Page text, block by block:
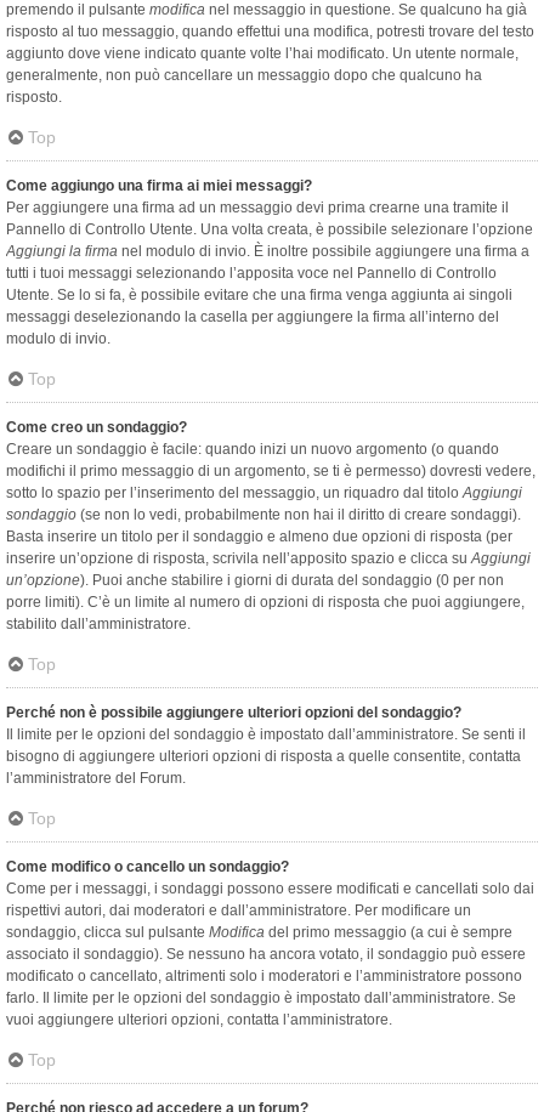
premendo il pulsante modifica nel messaggio in questione. Se qualcuno ha già
risposto al tuo messaggio, quando effettui una modifica, potresti trovare del testo
aggiunto dove viene indicato quante volte l’hai modificato. Un utente normale,
generalmente, non può cancellare un messaggio dopo che qualcuno ha
risposto.
Top
Come aggiungo una firma ai miei messaggi?
Per aggiungere una firma ad un messaggio devi prima crearne una tramite il
Pannello di Controllo Utente. Una volta creata, è possibile selezionare l’opzione
Aggiungi la firma nel modulo di invio. È inoltre possibile aggiungere una firma a
tutti i tuoi messaggi selezionando l’apposita voce nel Pannello di Controllo
Utente. Se lo si fa, è possibile evitare che una firma venga aggiunta ai singoli
messaggi deselezionando la casella per aggiungere la firma all’interno del
modulo di invio.
Top
Come creo un sondaggio?
Creare un sondaggio è facile: quando inizi un nuovo argomento (o quando
modifichi il primo messaggio di un argomento, se ti è permesso) dovresti vedere,
sotto lo spazio per l’inserimento del messaggio, un riquadro dal titoloAggiungi
sondaggio (se non lo vedi, probabilmente non hai il diritto di creare sondaggi).
Basta inserire un titolo per il sondaggio e almeno due opzioni di risposta (per
inserire un’opzione di risposta, scrivila nell’apposito spazio e clicca suAggiungi
un’opzione). Puoi anche stabilire i giorni di durata del sondaggio (0 per non
porre limiti). C’è un limite al numero di opzioni di risposta che puoi aggiungere,
stabilito dall’amministratore.
Top
Perché non è possibile aggiungere ulteriori opzioni del sondaggio?
Il limite per le opzioni del sondaggio è impostato dall’amministratore. Se senti il
bisogno di aggiungere ulteriori opzioni di risposta a quelle consentite, contatta
l’amministratore del Forum.
Top
Come modifico o cancello un sondaggio?
Come per i messaggi, i sondaggi possono essere modificati e cancellati solo dai
rispettivi autori, dai moderatori e dall’amministratore. Per modificare un
sondaggio, clicca sul pulsante Modifica del primo messaggio (a cui è sempre
associato il sondaggio). Se nessuno ha ancora votato, il sondaggio può essere
modificato o cancellato, altrimenti solo i moderatori e l’amministratore possono
farlo. Il limite per le opzioni del sondaggio è impostato dall’amministratore. Se
vuoi aggiungere ulteriori opzioni, contatta l’amministratore.
Top
Perché non riesco ad accedere a un forum?